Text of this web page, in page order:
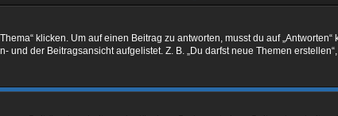
klicken. Um auf einen Beitrag zu antworten, musst du auf
der Beitragsansicht aufgelistet. Z. B. „Du darfst neue Themen